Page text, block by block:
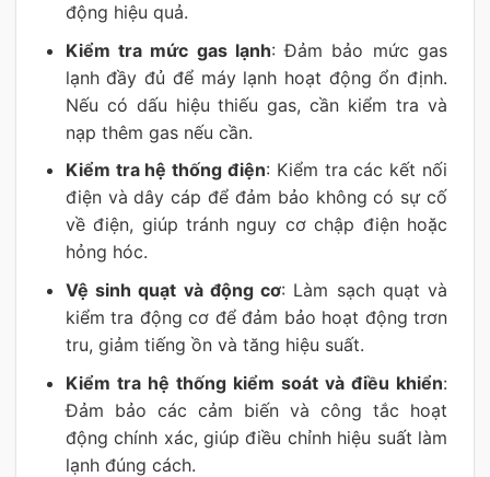
động hiệu quả.
Kiểm tra mức gas lạnh: Đảm bảo mức gas
lạnh đầy đủ để máy lạnh hoạt động ổn định.
Nếu có dấu hiệu thiếu gas, cần kiểm tra và
nạp thêm gas nếu cần.
Kiểm tra hệ thống điện: Kiểm tra các kết nối
điện và dây cáp để đảm bảo không có sự cố
về điện, giúp tránh nguy cơ chập điện hoặc
hỏng hóc.
Vệ sinh quạt và động cơ: Làm sạch quạt và
kiểm tra động cơ để đảm bảo hoạt động trơn
tru, giảm tiếng ồn và tăng hiệu suất.
Kiểm tra hệ thống kiểm soát và điều khiển:
Đảm bảo các cảm biến và công tắc hoạt
động chính xác, giúp điều chỉnh hiệu suất làm
lạnh đúng cách.